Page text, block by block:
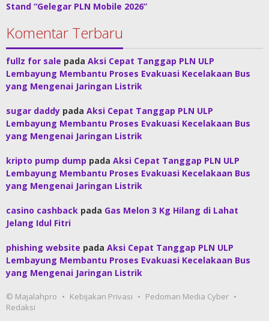
Stand “Gelegar PLN Mobile 2026”
Komentar Terbaru
fullz for sale pada Aksi Cepat Tanggap PLN ULP
Lembayung Membantu Proses Evakuasi Kecelakaan Bus
yang Mengenai Jaringan Listrik
sugar daddy pada Aksi Cepat Tanggap PLN ULP
Lembayung Membantu Proses Evakuasi Kecelakaan Bus
yang Mengenai Jaringan Listrik
kripto pump dump pada Aksi Cepat Tanggap PLN ULP
Lembayung Membantu Proses Evakuasi Kecelakaan Bus
yang Mengenai Jaringan Listrik
casino cashback pada Gas Melon 3 Kg Hilang di Lahat
Jelang Idul Fitri
phishing website pada Aksi Cepat Tanggap PLN ULP
Lembayung Membantu Proses Evakuasi Kecelakaan Bus
yang Mengenai Jaringan Listrik
© Majalahpro Kebijakan Privasi
Pedoman Media Cyber
Redaksi